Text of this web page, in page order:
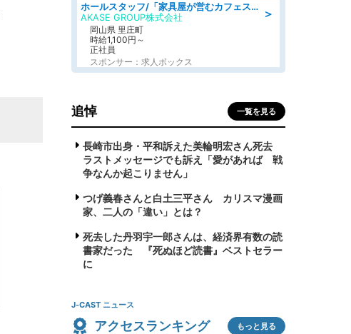
＞
ホールスタッフ/「家具屋が営むカフェスタッフ!」週2日～OK!嬉しいまかない付き/岡山県/浅口郡里庄町
AKASE GROUP株式会社
岡山県 里庄町
時給1,100円～
正社員
スポンサー：求人ボックス
追悼 一覧を見る
長崎市出身・平和訴えた美輪明宏さん死去
ラストメッセージでも訴え「愛があれば 戦
争なんか起こりません」
つげ義春さんと白土三平さん カリスマ漫画
家、二人の「違い」とは？
死去した丹羽宇一郎さんは、経済界有数の読
書家だった 『死ぬほど読書』ベストセラー
に
J-CAST ニュース
アクセスランキング もっと見る